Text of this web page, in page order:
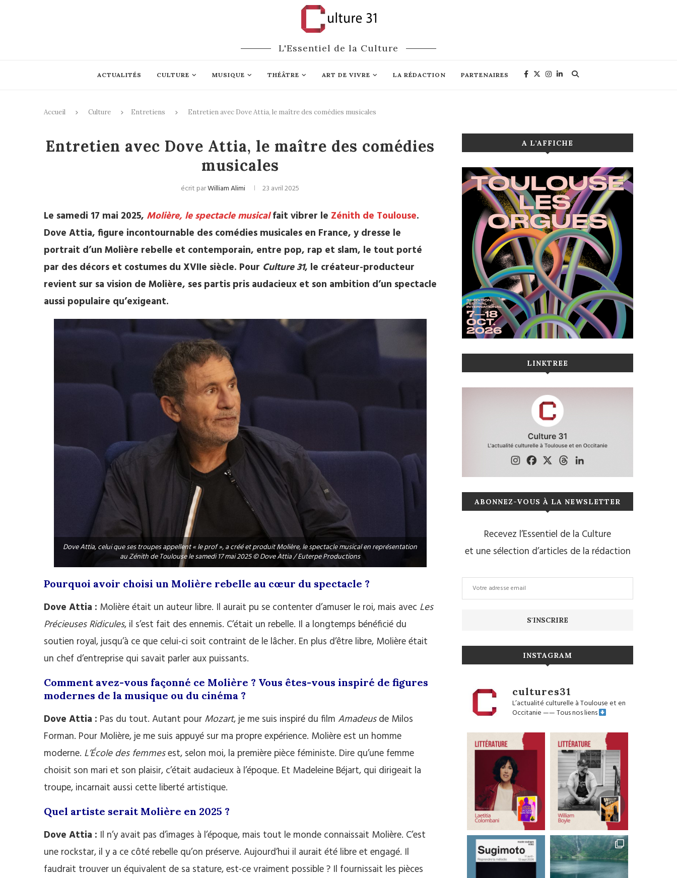
L'Essentiel de la Culture
ACTUALITÉS CULTURE MUSIQUE THÉÂTRE ART DE VIVRE LA RÉDACTION PARTENAIRES
Accueil Culture Entretiens Entretien avec Dove Attia, le maître des comédies musicales
Entretien avec Dove Attia, le maître des comédies
musicales
écrit parWilliam Alimi 23 avril 2025
Le samedi 17 mai 2025, Molière, le spectacle musical fait vibrer le Zénith de Toulouse.
Dove Attia, figure incontournable des comédies musicales en France, y dresse le
portrait d’un Molière rebelle et contemporain, entre pop, rap et slam, le tout porté
par des décors et costumes du XVIIe siècle. Pour Culture 31, le créateur-producteur
revient sur sa vision de Molière, ses partis pris audacieux et son ambition d’un spectacle
aussi populaire qu’exigeant.
Dove Attia, celui que ses troupes appellent « le prof », a créé et produit Molière, le spectacle musical en représentation
au Zénith de Toulouse le samedi 17 mai 2025 © Dove Attia / Euterpe Productions
Pourquoi avoir choisi un Molière rebelle au cœur du spectacle ?
Dove Attia : Molière était un auteur libre. Il aurait pu se contenter d’amuser le roi, mais avec Les
Précieuses Ridicules, il s’est fait des ennemis. C’était un rebelle. Il a longtemps bénéficié du
soutien royal, jusqu’à ce que celui-ci soit contraint de le lâcher. En plus d’être libre, Molière était
un chef d’entreprise qui savait parler aux puissants.
Comment avez-vous façonné ce Molière ? Vous êtes-vous inspiré de figures
modernes de la musique ou du cinéma ?
Dove Attia : Pas du tout. Autant pour Mozart, je me suis inspiré du film Amadeusde Milos
Forman. Pour Molière, je me suis appuyé sur ma propre expérience. Molière est un homme
moderne. L’École des femmesest, selon moi, la première pièce féministe. Dire qu’une femme
choisit son mari et son plaisir, c’était audacieux à l’époque. Et Madeleine Béjart, qui dirigeait la
troupe, incarnait aussi cette liberté artistique.
Quel artiste serait Molière en 2025 ?
Dove Attia : Il n’y avait pas d’images à l’époque, mais tout le monde connaissait Molière. C’est
une rockstar, il y a ce côté rebelle qu’on préserve. Aujourd’hui il aurait été libre et engagé. Il
faudrait trouver un équivalent de sa stature, est-ce vraiment possible ? Il fournissait les pièces
A L’AFFICHE
LINKTREE
ABONNEZ-VOUS À LA NEWSLETTER
Recevez l’Essentiel de la Culture
et une sélection d’articles de la rédaction
INSTAGRAM
cultures31
L’actualité culturelle à Toulouse et en
Occitanie——Tous nos liens